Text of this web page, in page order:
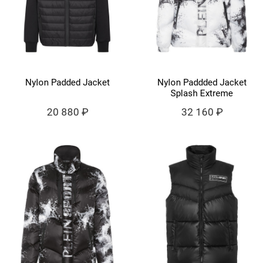
Nylon Padded Jacket
20 880 ₽
Nylon Paddded Jacket
Splash Extreme
32 160 ₽